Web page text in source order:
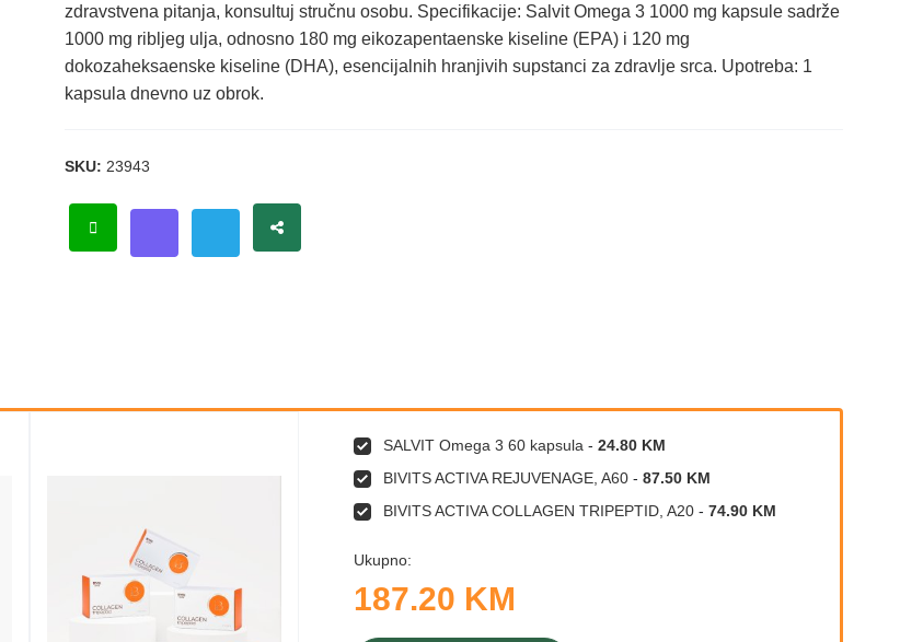
zdravstvena pitanja, konsultuj stručnu osobu. Specifikacije: Salvit Omega 3 1000 mg kapsule sadrže
1000 mg ribljeg ulja, odnosno 180 mg eikozapentaenske kiseline (EPA) i 120 mg
dokozaheksaenske kiseline (DHA), esencijalnih hranjivih supstanci za zdravlje srca. Upotreba: 1
kapsula dnevno uz obrok.
SKU: 23943
SALVIT Omega 3 60 kapsula -24.80 KM
BIVITS ACTIVA REJUVENAGE, A60 -87.50 KM
BIVITS ACTIVA COLLAGEN TRIPEPTID, A20 -74.90 KM
Ukupno:
187.20 KM